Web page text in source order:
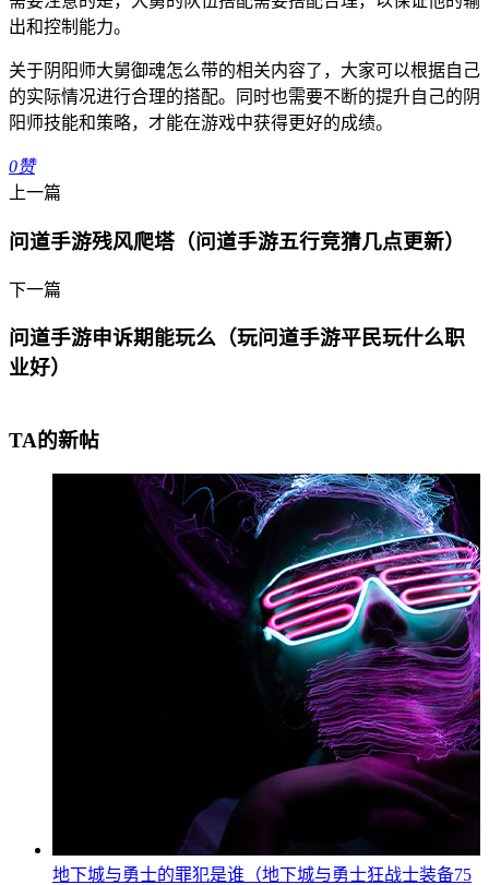
出和控制能力。
关于阴阳师大舅御魂怎么带的相关内容了，大家可以根据自己
的实际情况进行合理的搭配。同时也需要不断的提升自己的阴
阳师技能和策略，才能在游戏中获得更好的成绩。
0赞
上一篇
问道手游残风爬塔（问道手游五行竞猜几点更新）
下一篇
问道手游申诉期能玩么（玩问道手游平民玩什么职
业好）
TA的新帖
地下城与勇士的罪犯是谁（地下城与勇士狂战士装备75